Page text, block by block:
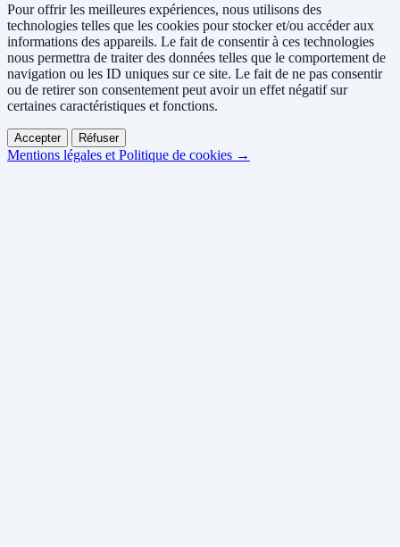
Pour offrir les meilleures expériences, nous utilisons des
technologies telles que les cookies pour stocker et/ou accéder aux
informations des appareils. Le fait de consentir à ces technologies
nous permettra de traiter des données telles que le comportement de
navigation ou les ID uniques sur ce site. Le fait de ne pas consentir
ou de retirer son consentement peut avoir un effet négatif sur
certaines caractéristiques et fonctions.
Accepter Réfuser
Mentions légales et Politique de cookies →